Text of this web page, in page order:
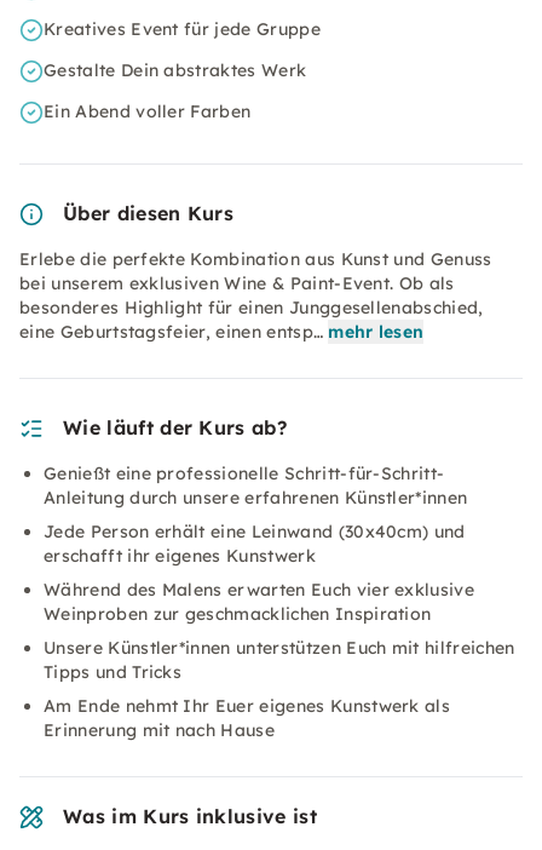
Kreatives Event für jede Gruppe
Gestalte Dein abstraktes Werk
Ein Abend voller Farben
Über diesen Kurs
Erlebe die perfekte Kombination aus Kunst und Genuss
bei unserem exklusiven Wine & Paint-Event. Ob als
besonderes Highlight für einen Junggesellenabschied,
eine Geburtstagsfeier, einen entsp… mehr lesen
Wie läuft der Kurs ab?
Genießt eine professionelle Schritt-für-Schritt-
Anleitung durch unsere erfahrenen Künstler*innen
Jede Person erhält eine Leinwand (30x40cm) und
erschafft ihr eigenes Kunstwerk
Während des Malens erwarten Euch vier exklusive
Weinproben zur geschmacklichen Inspiration
Unsere Künstler*innen unterstützen Euch mit hilfreichen
Tipps und Tricks
Am Ende nehmt Ihr Euer eigenes Kunstwerk als
Erinnerung mit nach Hause
Was im Kurs inklusive ist